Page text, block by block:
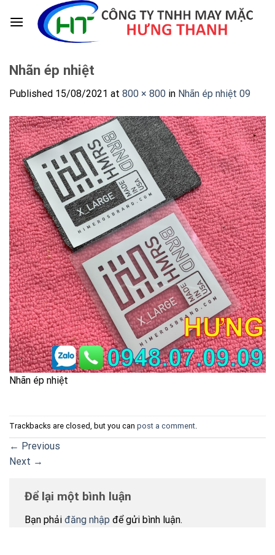
Nhãn ép nhiệt
Published 15/08/2021 at 800 × 800 in Nhãn ép nhiệt 09
Nhãn ép nhiệt
Trackbacks are closed, but you can post a comment.
← Previous
Next →
Để lại một bình luận
Bạn phải đăng nhập để gửi bình luận.